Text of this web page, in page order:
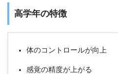
高学年の特徴
体のコントロールが向上
感覚の精度が上がる